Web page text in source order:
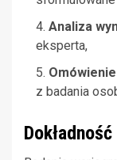
Analiza
eksperta,
z badania